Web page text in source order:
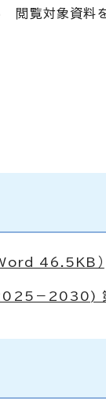
閲覧対象資料を
Word 46.5KB）
－2030) 第3